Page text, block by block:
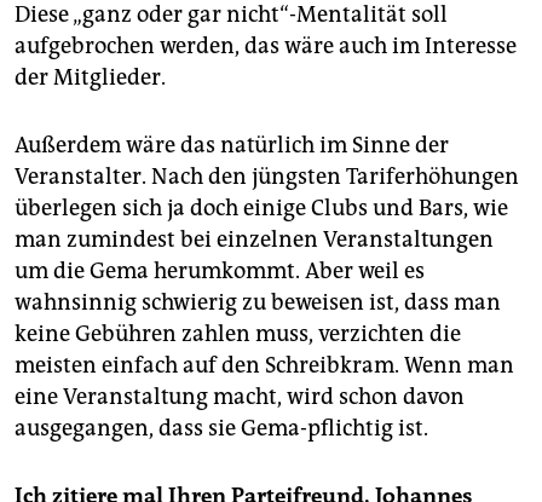
Diese „ganz oder gar nicht“-Mentalität soll
aufgebrochen werden, das wäre auch im Interesse
der Mitglieder.
Außerdem wäre das natürlich im Sinne der
Veranstalter. Nach den jüngsten Tariferhöhungen
überlegen sich ja doch einige Clubs und Bars, wie
man zumindest bei einzelnen Veranstaltungen
um die Gema herumkommt. Aber weil es
wahnsinnig schwierig zu beweisen ist, dass man
keine Gebühren zahlen muss, verzichten die
meisten einfach auf den Schreibkram. Wenn man
eine Veranstaltung macht, wird schon davon
ausgegangen, dass sie Gema-pflichtig ist.
Ich zitiere mal Ihren Parteifreund, Johannes